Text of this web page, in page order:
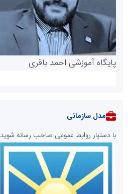
پایگاه آموزشی احمد باقری
مدل سازمانی
با دستیار روابط عمومی صاحب رسانه شوید